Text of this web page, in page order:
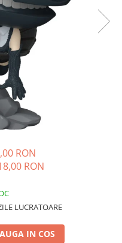
RON
RON
LUCRATOARE
IN COS